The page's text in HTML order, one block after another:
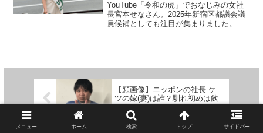
YouTube「令和の虎」でおなじみの女社
長宮本せなさん。2025年新宿区都議会議
員候補としても注目が集まりました。そ
【顔画像】ニッポンの社長 ケ
ツの嫁(妻)は誰？馴れ初めは飲
み会がきっかけ？
【2025】綾野剛が薬中と言われ
メニュー ホーム 検索 トップ サイドバー